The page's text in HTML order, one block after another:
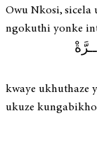
Owu Nkosi, sicela
ngokuthi yonke
kwaye ukhuthaze
ukuze